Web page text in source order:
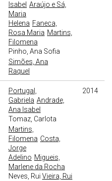
Isabel Araújo e Sá,
Maria
Helena Faneca,
Rosa Maria Martins,
Filomena
Pinho, Ana Sofia
Simões, Ana
Raquel
Portugal,
Gabriela Andrade,
Ana Isabel
Tomaz, Carlota
Martins,
Filomena Costa,
Jorge
Adelino Migueis,
Marlene da Rocha
Neves, Rui Vieira, Rui
2014